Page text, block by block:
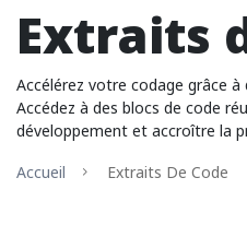
Extraits
Accélérez votre codage grâce
Accédez à des blocs de code
développement et accroître la
Accueil
Extraits De Code